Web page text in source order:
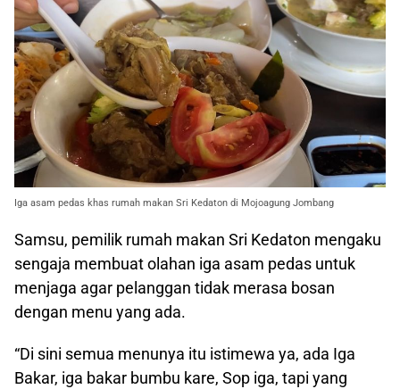
Iga asam pedas khas rumah makan Sri Kedaton di Mojoagung Jombang
Samsu, pemilik rumah makan Sri Kedaton mengaku
sengaja membuat olahan iga asam pedas untuk
menjaga agar pelanggan tidak merasa bosan
dengan menu yang ada.
“Di sini semua menunya itu istimewa ya, ada Iga
Bakar, iga bakar bumbu kare, Sop iga, tapi yang